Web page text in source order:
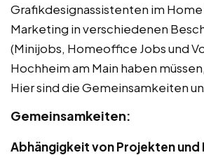
Grafikdesignassistenten im
Marketing in verschiedenen
(Minijobs, Homeoffice Jobs und
Hochheim am Main haben
Hier sind die Gemeinsamkeiten
Gemeinsamkeiten:
Abhängigkeit von Projekten und